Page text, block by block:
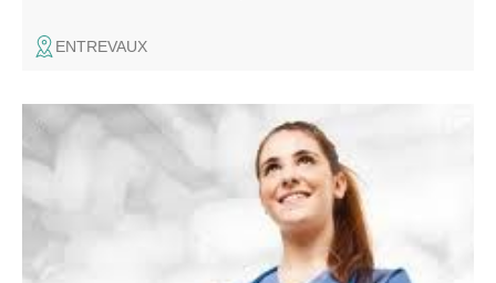
ENTREVAUX
Soins infirmiers à votre domicile sur rendez- vous
uniquement: services à la personne, aide à domicile,